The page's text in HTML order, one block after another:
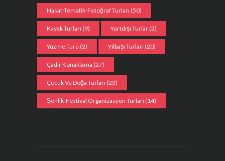
Hasat-Tematik-Fotoğraf Turları (50)
Kayak Turları (9) Yurtdışı Turlar (3)
Yüzme Turu (2) Yılbaşı Turları (20)
Çadır Konaklama (27)
Çocuk Ve Doğa Turları (23)
Şenlik-Festival Organizasyon Turları (14)